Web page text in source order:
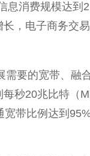
息消费规模达到
，电子商务交
要的宽带、融
秒20兆比特（
带比例达到